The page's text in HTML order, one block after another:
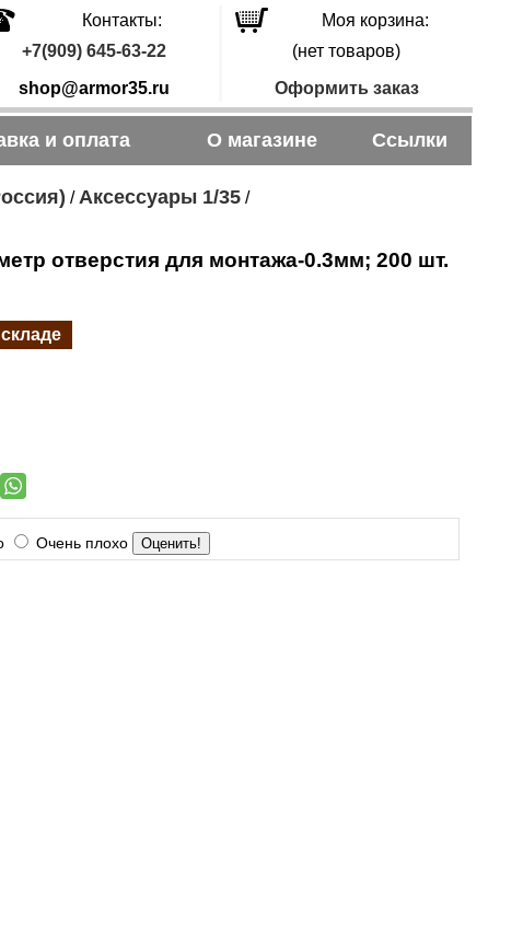
Контакты:
Моя корзина:
+7(909) 645-63-22
shop@armor35.ru
(нет товаров)
Оформить заказ
и оплата О магазине Ссылки
/Аксессуары 1/35/
отверстия для монтажа-0.3мм; 200 шт.
Очень плохо